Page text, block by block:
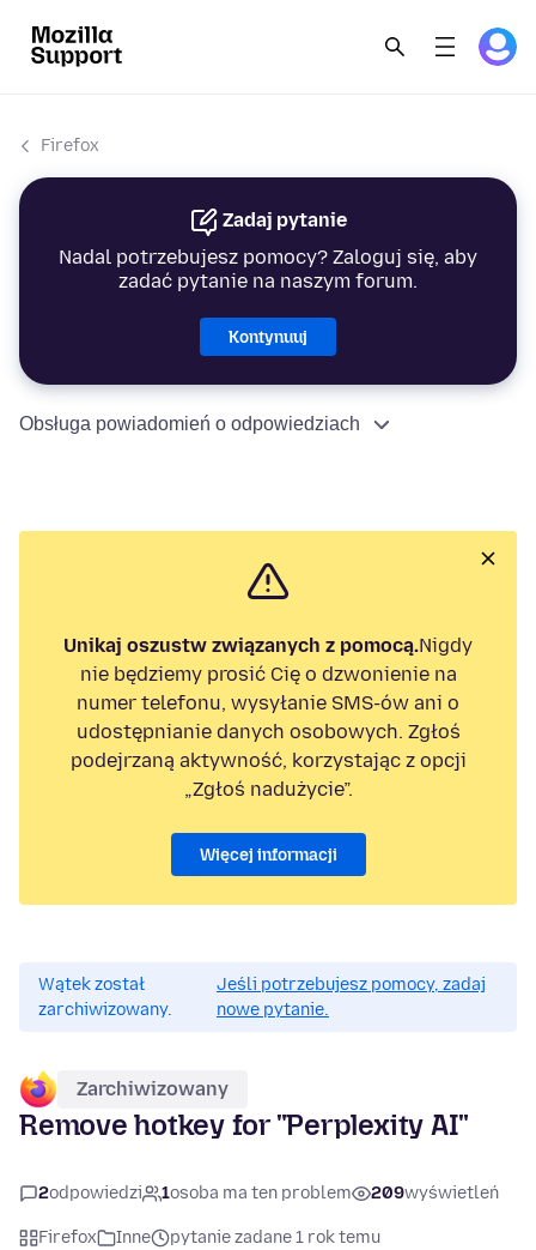
Firefox
Zadaj pytanie
Nadal potrzebujesz pomocy? Zaloguj się, aby
zadać pytanie na naszym forum.
Kontynuuj
Obsługa powiadomień o odpowiedziach
Unikaj oszustw związanych z pomocą.Nigdy
nie będziemy prosić Cię o dzwonienie na
numer telefonu, wysyłanie SMS-ów ani o
udostępnianie danych osobowych. Zgłoś
podejrzaną aktywność, korzystając z opcji
„Zgłoś nadużycie”.
Więcej informacji
Wątek został
zarchiwizowany.
Jeśli potrzebujesz pomocy, zadaj
nowe pytanie.
Zarchiwizowany
Remove hotkey for "Perplexity AI"
2odpowiedzi 1osoba ma ten problem 209wyświetleń
Firefox Inne
pytanie zadane 1 rok temu